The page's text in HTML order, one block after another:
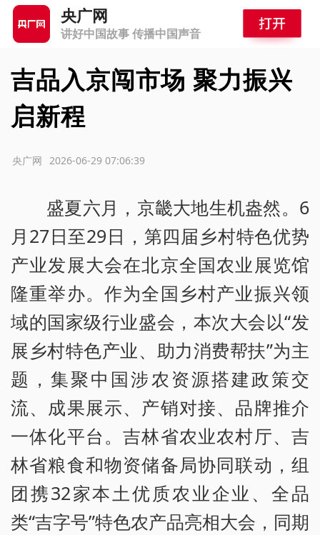
央广网
讲好中国故事 传播中国声音
吉品入京闯市场 聚力振兴
启新程
2026-06-29 07:06:39
央广网
盛夏六月，京畿大地生机盎然。6
月27日至29日，第四届乡村特色优势
产业发展大会在北京全国农业展览馆
隆重举办。作为全国乡村产业振兴领
域的国家级行业盛会，本次大会以“发
展乡村特色产业、助力消费帮扶”为主
题，集聚中国涉农资源搭建政策交
流、成果展示、产销对接、品牌推介
一体化平台。吉林省农业农村厅、吉
林省粮食和物资储备局协同联动，组
团携32家本土优质农业企业、全品
类“吉字号”特色农产品亮相大会，同期